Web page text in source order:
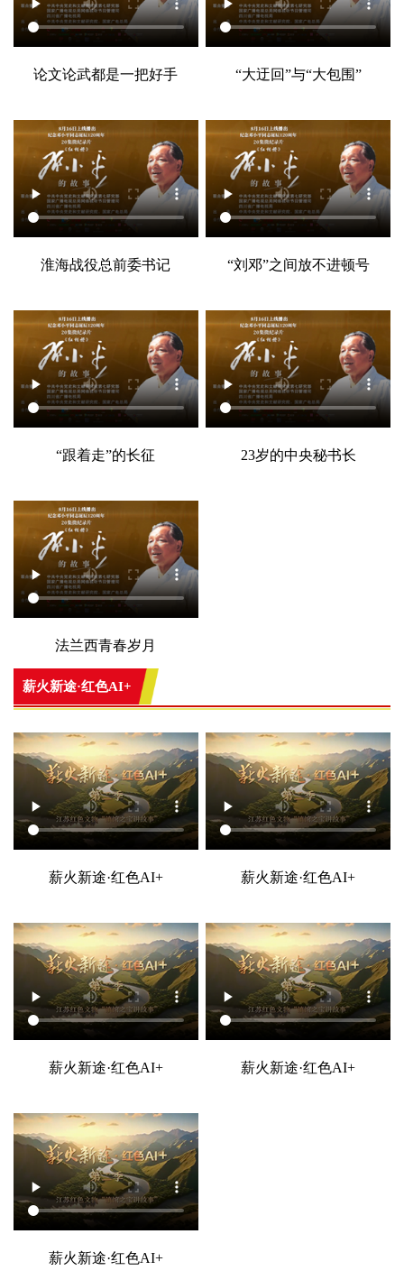
论文论武都是一把好手 “大迂回”与“大包围”
淮海战役总前委书记 “刘邓”之间放不进顿号
“跟着走”的长征 23岁的中央秘书长
法兰西青春岁月
薪火新途·红色AI+
薪火新途·红色AI+ 薪火新途·红色AI+
薪火新途·红色AI+ 薪火新途·红色AI+
薪火新途·红色AI+